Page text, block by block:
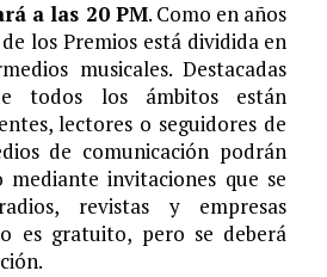
a las 20 PM. Como en años
los Premios está dividida en
musicales. Destacadas
todos los ámbitos están
lectores o seguidores de
de comunicación podrán
mediante invitaciones que se
revistas y empresas
es gratuito, pero se deberá